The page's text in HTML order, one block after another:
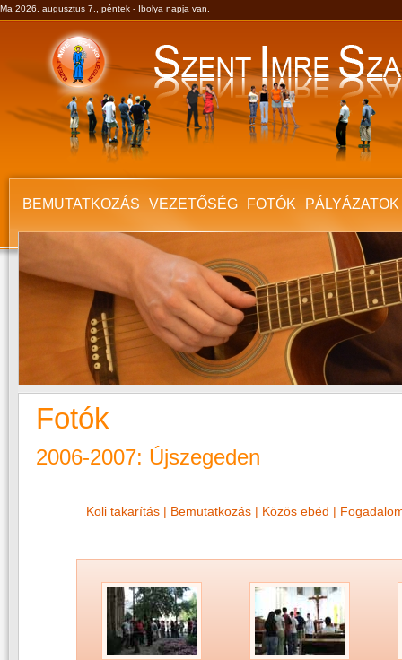
Ma 2026. augusztus 7., péntek - Ibolya napja van.
BEMUTATKOZÁS VEZETŐSÉG FOTÓK PÁLYÁZATOK
Fotók
2006-2007: Újszegeden
Koli takarítás | Bemutatkozás | Közös ebéd |